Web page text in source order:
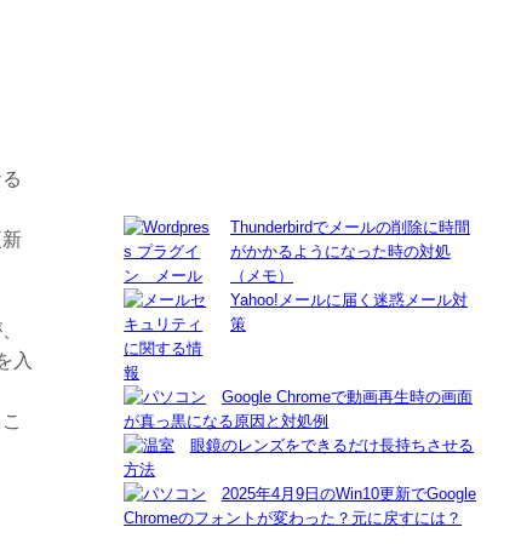
入
Thunderbirdでメールの削除に時間
がかかるようになった時の対処
（メモ）
Yahoo!メールに届く迷惑メール対
策
Google Chromeで動画再生時の画面
が真っ黒になる原因と対処例
眼鏡のレンズをできるだけ長持ちさせる
方法
2025年4月9日のWin10更新でGoogle
Chromeのフォントが変わった？元に戻すには？